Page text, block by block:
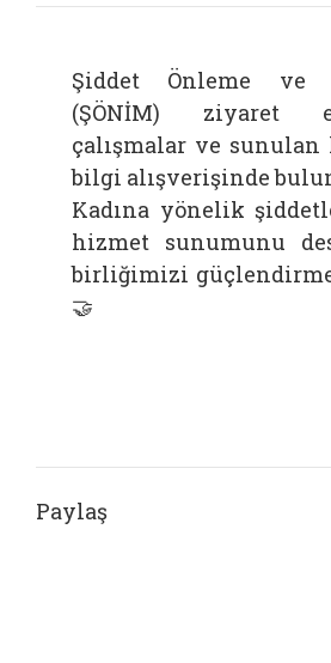
Şiddet Önleme ve
(ŞÖNİM) ziyaret
çalışmalar ve
bilgi alışverişinde
Kadına yönelik
hizmet sunumunu
birliğimizi
🤝
Paylaş